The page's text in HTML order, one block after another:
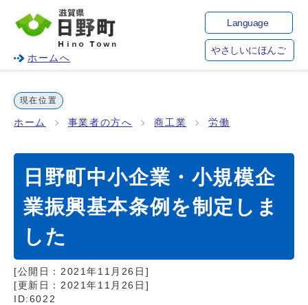
ホームへ
Language
やさしいにほんご
現在位置
ホーム 事業者の方へ 商工業 労働
日野町中小企業・小規模企
業振興基本条例を制定しま
した
[公開日： 2021年11月26日 ]
[更新日： 2021年11月26日 ]
ID:6022